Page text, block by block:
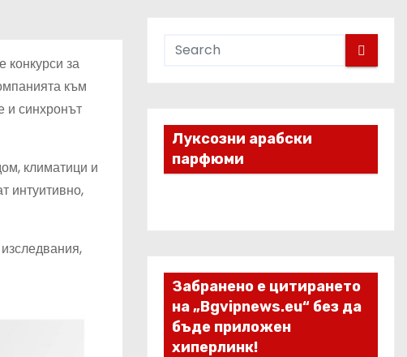
конкурси за
към
и синхронът
климатици и
интуитивно,
Луксозни арабски
парфюми
Забранено е цитирането
на „Bgvipnews.eu“ без да
бъде приложен
хиперлинк!